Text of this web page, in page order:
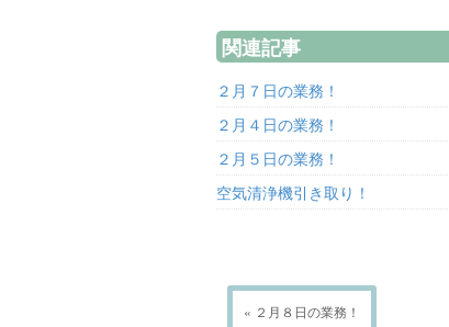
関連記事
２月７日の業務！
２月４日の業務！
２月５日の業務！
空気清浄機引き取り！
« ２月８日の業務！